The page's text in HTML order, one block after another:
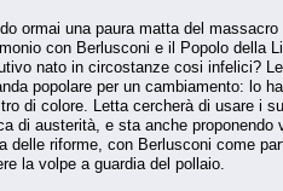
ormai una paura matta del
con Berlusconi e il Popolo della
nato in circostanze cosi infelici?
popolare per un cambiamento: lo
di colore. Letta cercherà di usare i
di austerità, e sta anche
delle riforme, con Berlusconi come
la volpe a guardia del pollaio.